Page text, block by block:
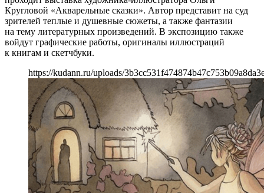
Кругловой «Акварельные сказки». Автор представит на суд
зрителей теплые и душевные сюжеты, а также фантазии
на тему литературных произведений. В экспозицию также
войдут графические работы, оригиналы иллюстраций
к книгам и скетчбуки.
https://kudann.ru/uploads/